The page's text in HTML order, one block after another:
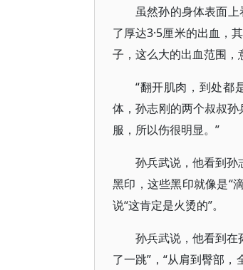
虽然孙的身体表面
了厚达3·5厘米的出血，
子，这么大的出血范围，
“翻开肌肉，到处都
体，孙志刚的两个叔叔孙
服，所以伤很明显。”
孙兵武说，他看到孙
黑印，这些黑印就像是“
说“这肯定是火烫的”。
孙兵武说，他看到在
了一跳”，“从肩到臀部